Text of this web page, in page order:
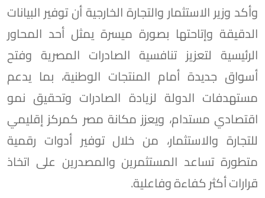
وأكد وزير الاستثمار والتجارة الخارجية أن توفير البيانات
الدقيقة وإتاحتها بصورة ميسرة يمثل أحد المحاور
الرئيسية لتعزيز تنافسية الصادرات المصرية وفتح
أسواق جديدة أمام المنتجات الوطنية، بما يدعم
مستهدفات الدولة لزيادة الصادرات وتحقيق نمو
اقتصادي مستدام، ويعزز مكانة مصر كمركز إقليمي
للتجارة والاستثمار، من خلال توفير أدوات رقمية
متطورة تساعد المستثمرين والمصدرين على اتخاذ
قرارات أكثر كفاءة وفاعلية.